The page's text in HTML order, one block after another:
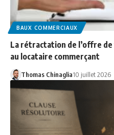
BAUX COMMERCIAUX
La rétractation de l’offre
au locataire commerçant
Thomas Chinaglia10 juillet 2026